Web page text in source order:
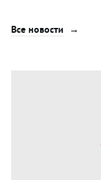
Все новости